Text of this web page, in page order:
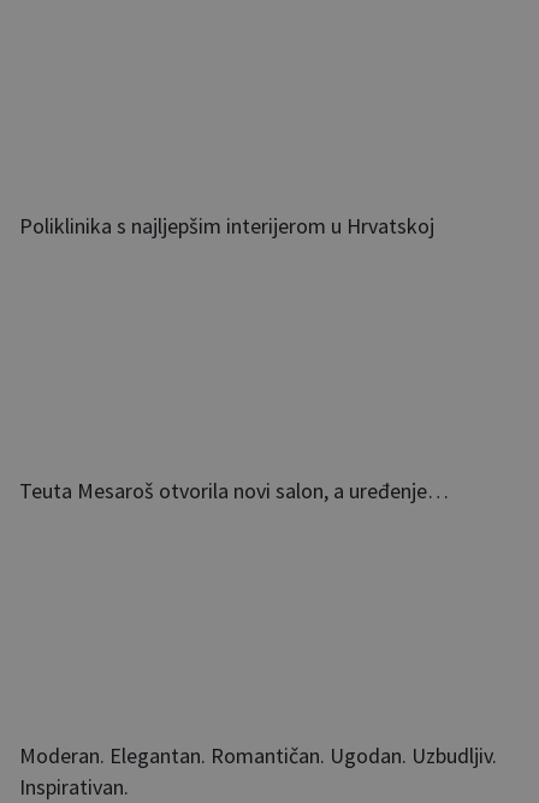
Poliklinika s najljepšim interijerom u Hrvatskoj
Teuta Mesaroš otvorila novi salon, a uređenje…
Moderan. Elegantan. Romantičan. Ugodan. Uzbudljiv.
Inspirativan.